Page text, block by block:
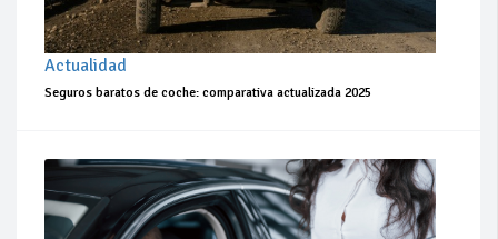
Actualidad
Seguros baratos de coche: comparativa actualizada 2025